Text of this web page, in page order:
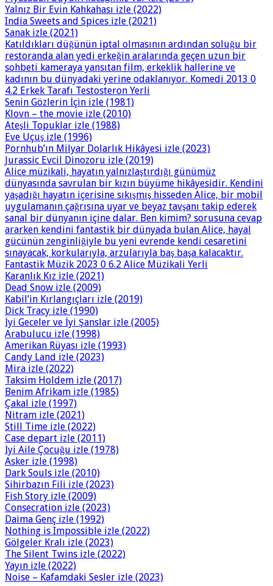
Yalnız Bir Evin Kahkahası izle (2022)
India Sweets and Spices izle (2021)
Sanak izle (2021)
Katıldıkları düğünün iptal olmasının ardından soluğu bir
restoranda alan yedi erkeğin aralarında geçen uzun bir
sohbeti kameraya yansıtan film, erkeklik hallerine ve
kadının bu dünyadaki yerine odaklanıyor. Komedi 2013 0
4.2 Erkek Tarafı Testosteron Yerli
Senin Gözlerin İçin izle (1981)
Klovn – the movie izle (2010)
Ateşli Topuklar izle (1988)
Eve Uçuş izle (1996)
Pornhub’ın Milyar Dolarlık Hikâyesi izle (2023)
Jurassic Evcil Dinozoru izle (2019)
Alice müzikali, hayatın yalnızlaştırdığı günümüz
dünyasında savrulan bir kızın büyüme hikâyesidir. Kendini
yaşadığı hayatın içerisine sıkışmış hisseden Alice, bir mobil
uygulamanın çağrısına uyar ve beyaz tavşanı takip ederek
sanal bir dünyanın içine dalar. Ben kimim? sorusuna cevap
ararken kendini fantastik bir dünyada bulan Alice, hayal
gücünün zenginliğiyle bu yeni evrende kendi cesaretini
sınayacak, korkularıyla, arzularıyla baş başa kalacaktır.
Fantastik Müzik 2023 0 6.2 Alice Müzikali Yerli
Karanlık Kız izle (2021)
Dead Snow izle (2009)
Kabil’in Kırlangıçları izle (2019)
Dick Tracy izle (1990)
İyi Geceler ve İyi Şanslar izle (2005)
Arabulucu izle (1998)
Amerikan Rüyası izle (1993)
Candy Land izle (2023)
Mira izle (2022)
Taksim Holdem izle (2017)
Benim Afrikam izle (1985)
Çakal izle (1997)
Nitram izle (2021)
Still Time izle (2022)
Case depart izle (2011)
İyi Aile Çocuğu izle (1978)
Asker izle (1998)
Dark Souls izle (2010)
Sihirbazın Fili izle (2023)
Fish Story izle (2009)
Consecration izle (2023)
Daima Genç izle (1992)
Nothing is Impossible izle (2022)
Gölgeler Kralı izle (2023)
The Silent Twins izle (2022)
Yayın izle (2022)
Noise – Kafamdaki Sesler izle (2023)